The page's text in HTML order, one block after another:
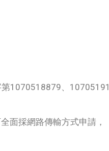
1070518879、
面採網路傳輸方式申請，